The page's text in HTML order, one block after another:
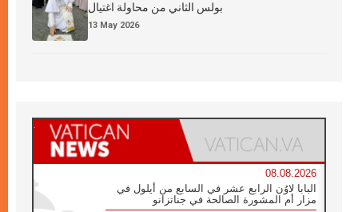
بولس الثاني من محاولة اغتيال
13 May 2026
08.08.2026
البابا لاوُن الرابع عشر في السابع من أيلول في
مزار أم المشورة الصالحة في جناتزانو